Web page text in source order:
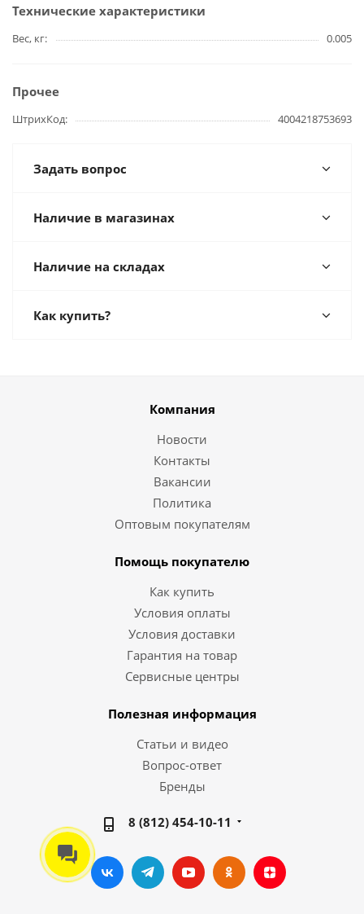
Технические характеристики
Вес, кг 0.005
Прочее
ШтрихКод 4004218753693
Задать вопрос
Наличие в магазинах
Наличие на складах
Как купить?
Компания
Новости
Контакты
Вакансии
Политика
Оптовым покупателям
Помощь покупателю
Как купить
Условия оплаты
Условия доставки
Гарантия на товар
Сервисные центры
Полезная информация
Статьи и видео
Вопрос-ответ
Бренды
8 (812) 454-10-11